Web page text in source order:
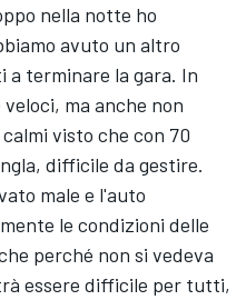
nella notte ho
avuto un altro
a terminare la gara. In
ma anche non
visto che con 70
difficile da gestire.
male e l'auto
le condizioni delle
perché non si vedeva
essere difficile per tutti,